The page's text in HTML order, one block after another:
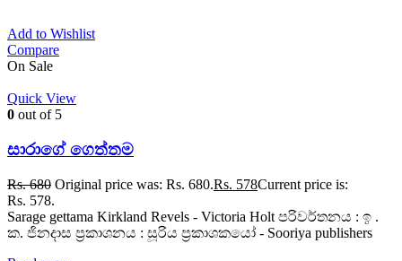
Add to Wishlist
Compare
On Sale
Quick View
0 out of 5
සාරාගේ ගෙත්තම
Rs.680 Original price was: Rs. 680.Rs. 578Current price is:
Rs. 578.
Sarage gettama Kirkland Revels - Victoria Holt පරිවර්තනය : ඉ .
ක. ජිනදාස ප්‍රකාශනය : සූරිය ප්‍රකාශකයෝ - Sooriya publishers